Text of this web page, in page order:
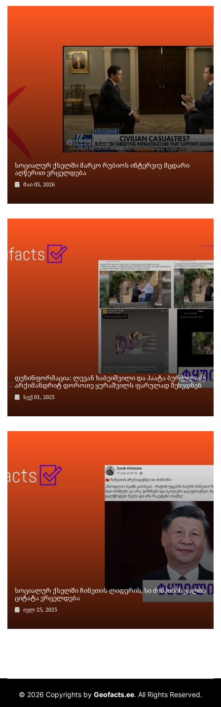
სოციალურ ქსელში მარკო რუბიოს ინტერვიუ მცდარი
აღწერით ვრცელდება
მაი 05, 2026
დეზინფორმაცია: ლევან ხაბეიშვილი და პაატა ბურჭულაძე
არქიმანდრიტ დოროთე ყურაშვილს ფარულად შეხვდნენ
სექ 01, 2025
სოციალურ ქსელში ჩინეთის ლიდერის, სი ძინპინის ყალბი
ციტატა ვრცელდება
ივლ 25, 2025
© 2026 Copyrights by Geofacts.ee. All Rights Reserved.